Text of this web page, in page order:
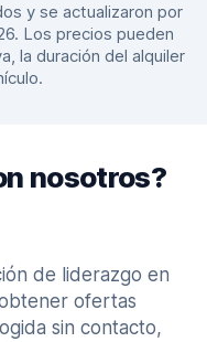
y se actualizaron por
Los precios pueden
la duración del alquiler
nosotros?
de liderazgo en
ofertas
sin contacto,